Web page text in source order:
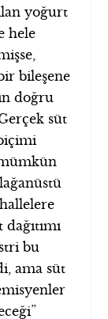
yoğurt
hele
bileşene
doğru
süt
bu
ama süt